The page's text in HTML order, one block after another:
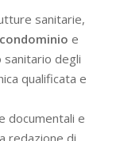
sanitarie,
e
degli
qualificata e
documentali e